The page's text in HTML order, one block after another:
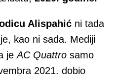
Alispahić ni tada
kao ni sada. Mediji
jeAC Quattro samo
2021. dobio